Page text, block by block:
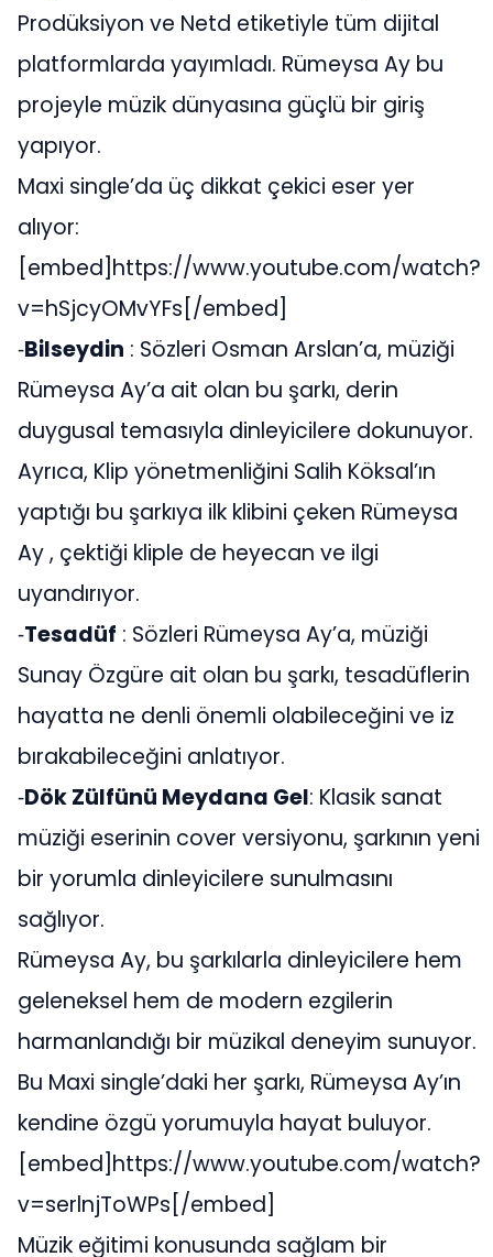
Prodüksiyon ve Netd etiketiyle tüm dijital
platformlarda yayımladı. Rümeysa Ay bu
projeyle müzik dünyasına güçlü bir giriş
yapıyor.
Maxi single’da üç dikkat çekici eser yer
alıyor:
[embed]https://www.youtube.com/watch?
v=hSjcyOMvYFs[/embed]
⁃Bilseydin : Sözleri Osman Arslan’a, müziği
Rümeysa Ay’a ait olan bu şarkı, derin
duygusal temasıyla dinleyicilere dokunuyor.
Ayrıca, Klip yönetmenliğini Salih Köksal’ın
yaptığı bu şarkıya ilk klibini çeken Rümeysa
Ay , çektiği kliple de heyecan ve ilgi
uyandırıyor.
⁃Tesadüf : Sözleri Rümeysa Ay’a, müziği
Sunay Özgüre ait olan bu şarkı, tesadüflerin
hayatta ne denli önemli olabileceğini ve iz
bırakabileceğini anlatıyor.
⁃Dök Zülfünü Meydana Gel: Klasik sanat
müziği eserinin cover versiyonu, şarkının yeni
bir yorumla dinleyicilere sunulmasını
sağlıyor.
Rümeysa Ay, bu şarkılarla dinleyicilere hem
geleneksel hem de modern ezgilerin
harmanlandığı bir müzikal deneyim sunuyor.
Bu Maxi single’daki her şarkı, Rümeysa Ay’ın
kendine özgü yorumuyla hayat buluyor.
[embed]https://www.youtube.com/watch?
v=serlnjToWPs[/embed]
Müzik eğitimi konusunda sağlam bir